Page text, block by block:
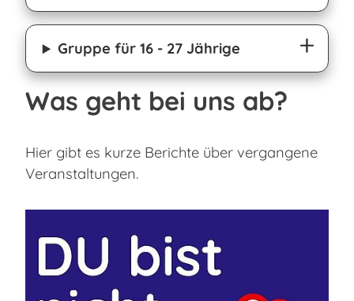
Gruppe für 16 - 27 Jährige
Was geht bei uns ab?
Hier gibt es kurze Berichte über vergangene
Veranstaltungen.